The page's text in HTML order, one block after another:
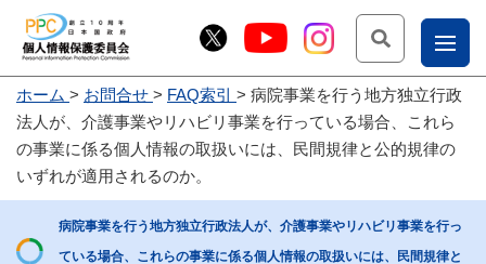
お
せ
こー
じょ
ホーム お問合せ FAQ索引
病院事業を行う地方独立行政
法人が、介護事業やリハビリ事業を行っている場合、これら
の事業に係る個人情報の取扱いには、民間規律と公的規律の
いずれが適用されるのか。
病院事業を行う地方独立行政法人が、介護事業やリハビリ事業を行っ
ている場合、これらの事業に係る個人情報の取扱いには、民間規律と